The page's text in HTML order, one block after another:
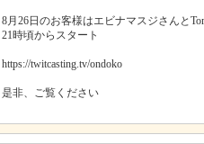
8月26日のお客様はエビナマスジさんと
21時頃からスタート
https://twitcasting.tv/ondoko
是非、ご覧ください